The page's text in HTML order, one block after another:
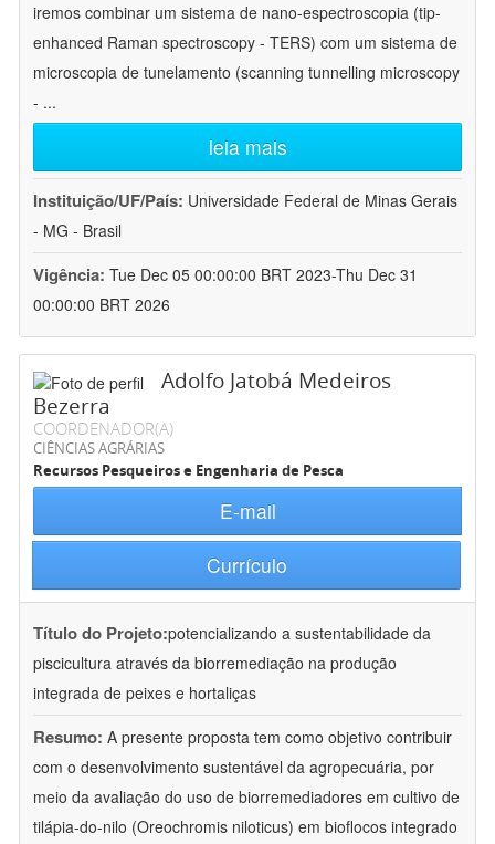
iremos combinar um sistema de nano-espectroscopia (tip-
enhanced Raman spectroscopy - TERS) com um sistema de
microscopia de tunelamento (scanning tunnelling microscopy
- ...
leia mais
Instituição/UF/País: Universidade Federal de Minas Gerais
- MG - Brasil
Vigência: Tue Dec 05 00:00:00 BRT 2023-Thu Dec 31
00:00:00 BRT 2026
Adolfo Jatobá Medeiros
Bezerra
COORDENADOR(A)
CIÊNCIAS AGRÁRIAS
Recursos Pesqueiros e Engenharia de Pesca
E-mail
Currículo
Título do Projeto:potencializando a sustentabilidade da
piscicultura através da biorremediação na produção
integrada de peixes e hortaliças
Resumo: A presente proposta tem como objetivo contribuir
com o desenvolvimento sustentável da agropecuária, por
meio da avaliação do uso de biorremediadores em cultivo de
tilápia-do-nilo (Oreochromis niloticus) em bioflocos integrado